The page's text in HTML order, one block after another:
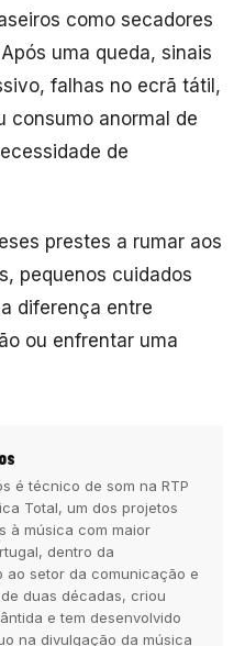
como secadores
uma queda, sinais
falhas no ecrã tátil,
consumo anormal de
de
prestes a rumar aos
pequenos cuidados
diferença entre
ou enfrentar uma
é técnico de som na RTP
Total, um dos projetos
à música com maior
dentro da
ao setor da comunicação e
duas décadas, criou
e tem desenvolvido
na divulgação da música